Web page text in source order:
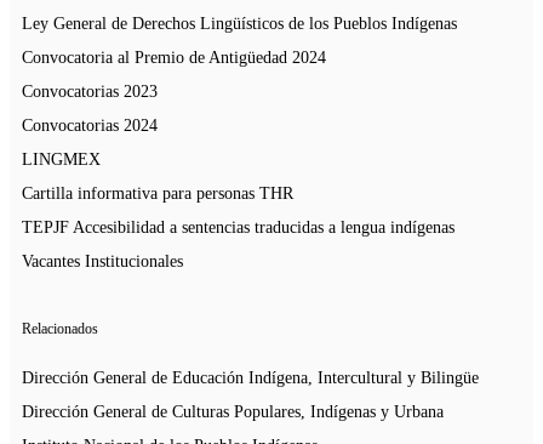
Ley General de Derechos Lingüísticos de los Pueblos Indígenas
Convocatoria al Premio de Antigüedad 2024
Convocatorias 2023
Convocatorias 2024
LINGMEX
Cartilla informativa para personas THR
TEPJF Accesibilidad a sentencias traducidas a lengua indígenas
Vacantes Institucionales
Relacionados
Dirección General de Educación Indígena, Intercultural y Bilingüe
Dirección General de Culturas Populares, Indígenas y Urbana